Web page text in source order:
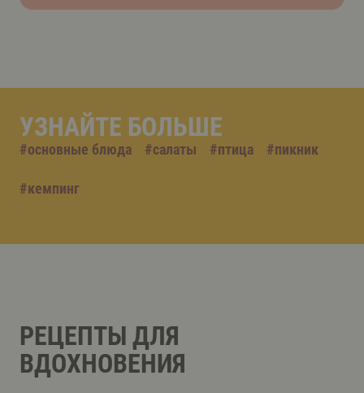
УЗНАЙТЕ БОЛЬШЕ
#основные блюда #салаты #птица #пикник
#кемпинг
РЕЦЕПТЫ ДЛЯ
ВДОХНОВЕНИЯ